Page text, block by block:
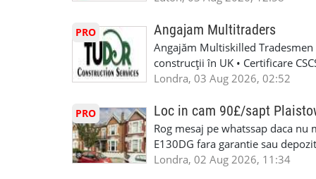
PRO Angajam Multitraders
Angajăm Multiskilled
construcții în UK • Certificare
specializate (căutăm
interioare • Permis de
(reprezintă un avantaj
performanță • £200 – £250 pe
posibilități reale de avansare •
Londra, 03 Aug 2026, 02:52
PRO Loc in cam 90£/sapt
Rog mesaj pe whatssap daca nu
E130DG fara garantie sau
fiecare pat beneficiaza de dulap
Londra, 02 Aug 2026, 11:34